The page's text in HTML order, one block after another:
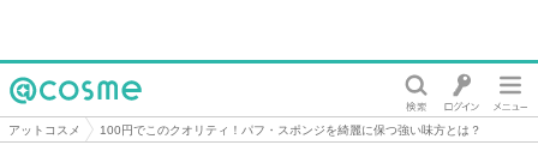
@cosme
アットコスメ 100円でこのクオリティ！パフ・スポンジを綺麗に保つ強い味方とは？